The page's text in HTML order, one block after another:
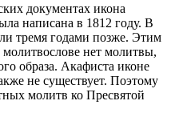
документах икона
написана в 1812 году. В
тремя годами позже. Этим
молитвослове нет молитвы,
образа. Акафиста иконе
не существует. Поэтому
молитв ко Пресвятой